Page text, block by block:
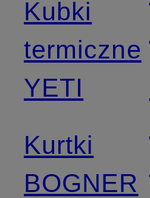
Kubki
termiczne
YETI
Kurtki
BOGNER